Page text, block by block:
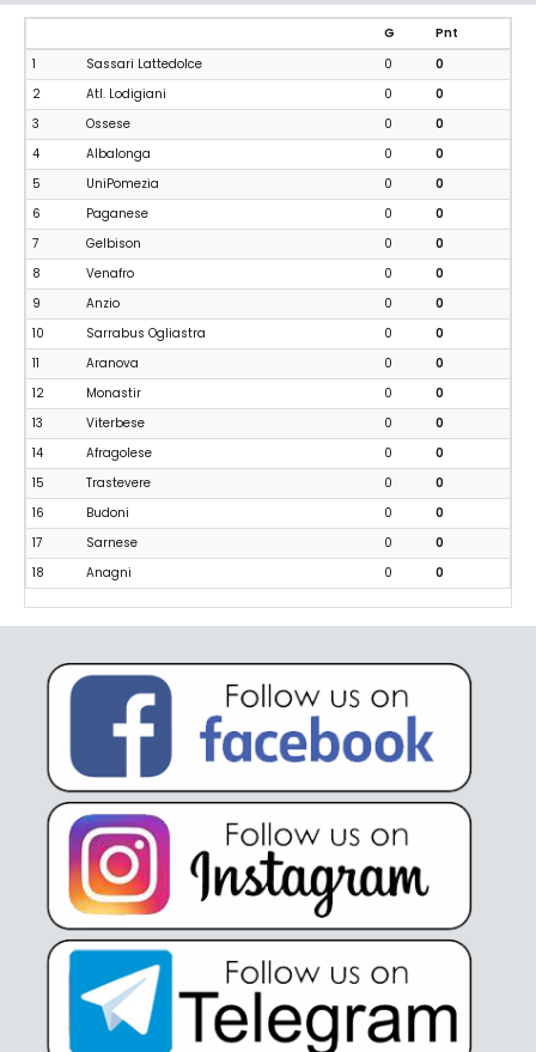
G
Pnt
1
Sassari Lattedolce 0
0
2
Atl. Lodigiani 0
0
3
Ossese 0
0
4
Albalonga 0
0
5
UniPomezia 0
0
6
Paganese 0
0
7
Gelbison 0
0
8
Venafro 0
0
9
Anzio 0
0
10
Sarrabus Ogliastra 0
0
11
Aranova 0
0
12
Monastir 0
0
13
Viterbese 0
0
14
Afragolese 0
0
15
Trastevere 0
0
16
Budoni 0
0
17
Sarnese 0
0
18
Anagni 0 0